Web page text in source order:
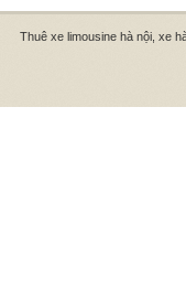
Thuê xe limousine hà nội, xe